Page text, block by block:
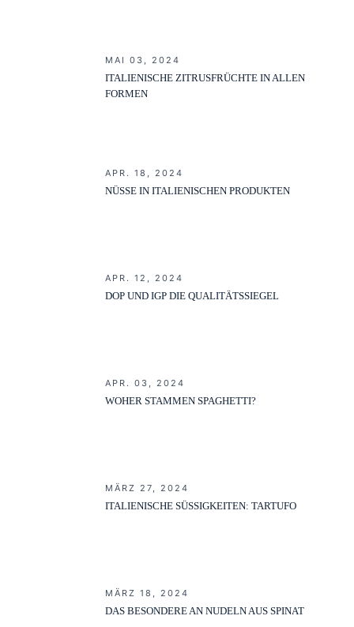
MAI 03, 2024
ITALIENISCHE ZITRUSFRÜCHTE IN ALLEN
FORMEN
APR. 18, 2024
NÜSSE IN ITALIENISCHEN PRODUKTEN
APR. 12, 2024
DOP UND IGP DIE QUALITÄTSSIEGEL
APR. 03, 2024
WOHER STAMMEN SPAGHETTI?
MÄRZ 27, 2024
ITALIENISCHE SÜSSIGKEITEN: TARTUFO
MÄRZ 18, 2024
DAS BESONDERE AN NUDELN AUS SPINAT